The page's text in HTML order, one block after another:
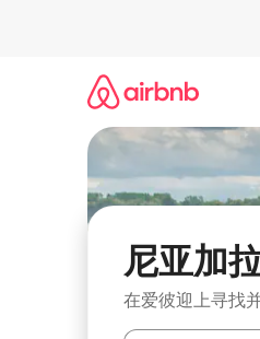
尼亚加
在爱彼迎上寻找